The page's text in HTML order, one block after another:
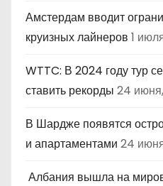
Амстердам вводит
круизных лайнеров 1
WTTC: В 2024 году тур
ставить рекорды 24
В Шардже появятся
и апартаментами 24
Албания вышла на